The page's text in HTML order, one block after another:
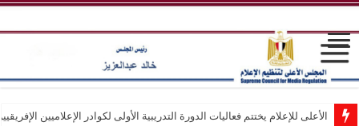
الأعلى للإعلام يختتم فعاليات الدورة التدريبية الأولى لكوادر الإعلاميين